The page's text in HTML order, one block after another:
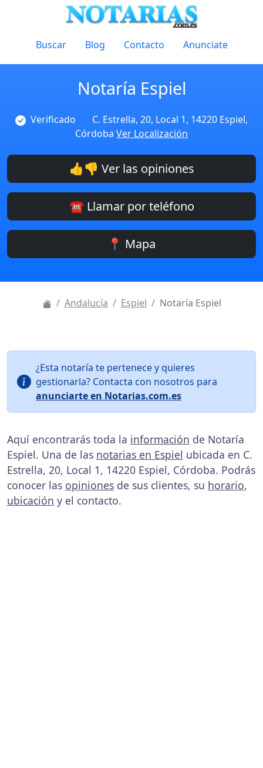
Buscar Blog Contacto Anunciate
Notaría Espiel
Verificado
C. Estrella, 20, Local 1, 14220 Espiel,
Córdoba Ver Localización
👍👎 Ver las opiniones
☎️ Llamar por teléfono
📍 Mapa
Andalucía Espiel Notaría Espiel
¿Esta notaría te pertenece y quieres
gestionarla? Contacta con nosotros para
anunciarte en Notarias.com.es
Aquí encontrarás toda la información de Notaría
Espiel. Una de las notarias en Espiel ubicada en C.
Estrella, 20, Local 1, 14220 Espiel, Córdoba. Podrás
conocer las opiniones de sus clientes, su horario,
ubicación y el contacto.